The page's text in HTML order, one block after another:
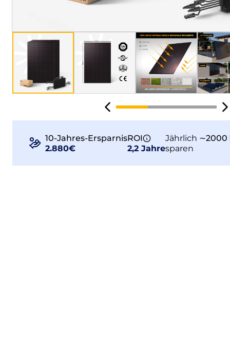
10-Jahres-Ersparnis
2.880€
ROI
2,2 Jahre
Jährlich ∼2000
sparen